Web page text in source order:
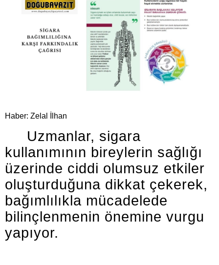
Haber: Zelal İlhan
Uzmanlar, sigara
kullanımının bireylerin sağlığı
üzerinde ciddi olumsuz etkiler
oluşturduğuna dikkat çekerek,
bağımlılıkla mücadelede
bilinçlenmenin önemine vurgu
yapıyor.